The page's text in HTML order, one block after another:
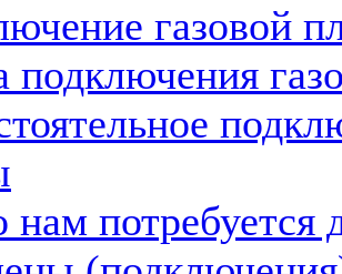
газовой
подключения
нам потребуется